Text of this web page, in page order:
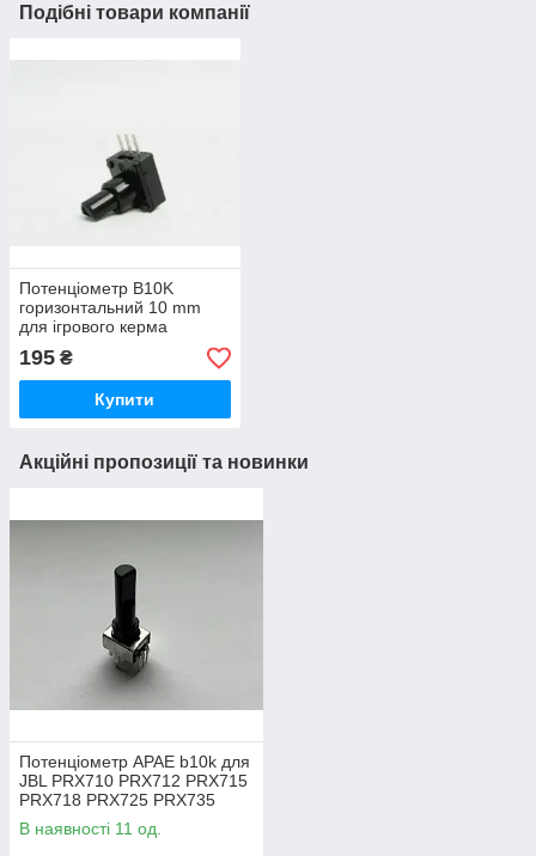
Подібні товари компанії
Потенціометр B10K
горизонтальний 10 mm
для ігрового керма
Thrustmaster 458 Spider
Italia T80 RS T80 488 GTB
Edi
195 ₴
Купити
Акційні пропозиції та новинки
Потенціометр APAE b10k для
JBL PRX710 PRX712 PRX715
PRX718 PRX725 PRX735
PRX815 PRX835 PRX825
В наявності 11 од.